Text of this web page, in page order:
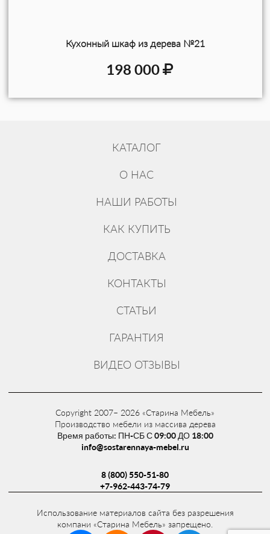
Кухонный шкаф из дерева №21
198 000
КАТАЛОГ
О НАС
НАШИ РАБОТЫ
КАК КУПИТЬ
ДОСТАВКА
КОНТАКТЫ
СТАТЬИ
ГАРАНТИЯ
ВИДЕО ОТЗЫВЫ
Copyright 2007– 2026 «Старина Мебель»
Производство мебели из массива дерева
Время работы: ПН-СБ С 09:00 ДО 18:00
info@sostarennaya-mebel.ru
8 (800) 550-51-80
+7-962-443-74-79
Использование материалов сайта без разрешения
компани «Старина Мебель» запрещено.